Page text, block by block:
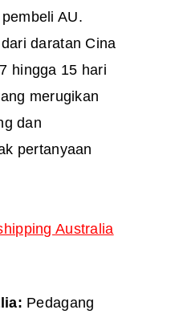
AU.
daratan Cina
hingga 15 hari
merugikan
dan
pertanyaan
Australia
Pedagang